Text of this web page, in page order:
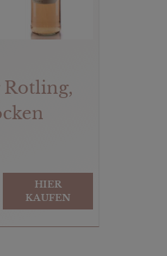
Rotling,
HIER
KAUFEN